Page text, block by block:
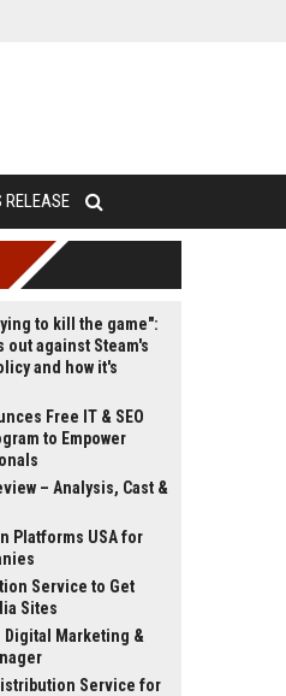
RELEASE
to kill the game":
out against Steam's
and how it's
Free IT & SEO
to Empower
– Analysis, Cast &
Platforms USA for
Service to Get
Sites
Digital Marketing &
Service for